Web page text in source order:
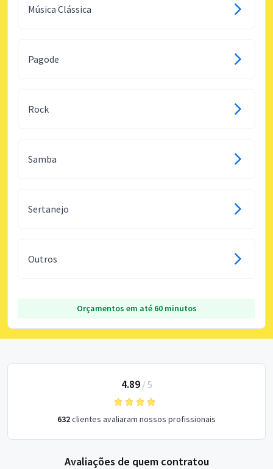
Música Clássica
Pagode
Rock
Samba
Sertanejo
Outros
Orçamentos em até 60 minutos
4.89/ 5
632clientes avaliaram nossos profissionais
Avaliações de quem contratou